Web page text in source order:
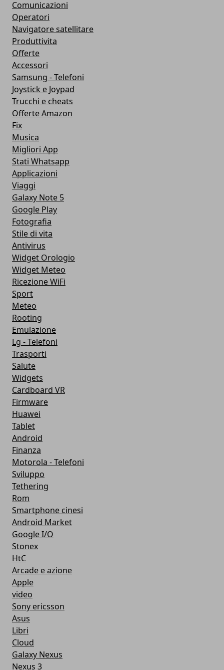
Comunicazioni
Operatori
Navigatore satellitare
Produttivita
Offerte
Accessori
Samsung - Telefoni
Joystick e Joypad
Trucchi e cheats
Offerte Amazon
Fix
Musica
Migliori App
Stati Whatsapp
Applicazioni
Viaggi
Galaxy Note 5
Google Play
Fotografia
Stile di vita
Antivirus
Widget Orologio
Widget Meteo
Ricezione WiFi
Sport
Meteo
Rooting
Emulazione
Lg - Telefoni
Trasporti
Salute
Widgets
Cardboard VR
Firmware
Huawei
Tablet
Android
Finanza
Motorola - Telefoni
Sviluppo
Tethering
Rom
Smartphone cinesi
Android Market
Google I/O
Stonex
HtC
Arcade e azione
Apple
video
Sony ericsson
Asus
Libri
Cloud
Galaxy Nexus
Nexus 3